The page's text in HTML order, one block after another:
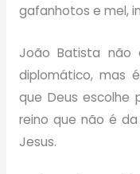
gafanhotos e mel,
João Batista não
diplomático, mas
que Deus escolhe
reino que não é
Jesus.